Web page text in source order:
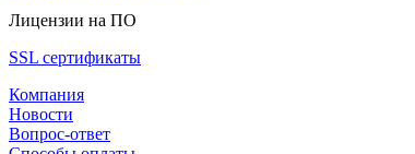
Лицензии на ПО
SSL сертификаты
Компания
Новости
Вопрос-ответ